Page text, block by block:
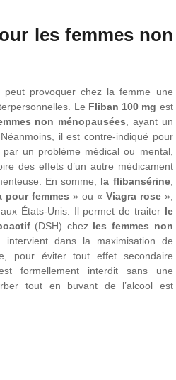
les femmes non
provoquer chez la femme une
Le Fliban 100 mg est
non ménopausées , ayant un
il est contre-indiqué pour
un problème médical ou mental,
des effets d’un autre médicament
En somme, la flibansérine,
pour femmes » ou « Viagra rose»,
États-Unis. Il permet de traiter le
(DSH) chez les femmes non
intervient dans la maximisation de
pour éviter tout effet secondaire
formellement interdit sans une
tout en buvant de l’alcool est